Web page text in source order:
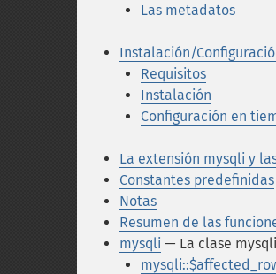
Las metadatos
Instalación/
Requisitos
Instalación
Configuración en
La extensión mysqli y
Constantes predefinidas
Notas
Resumen de las
mysqli — La clase mysqli